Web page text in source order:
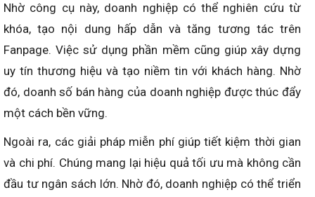
Nhờ công cụ này, doanh nghiệp có thể nghiên cứu từ
khóa, tạo nội dung hấp dẫn và tăng tương tác trên
Fanpage. Việc sử dụng phần mềm cũng giúp xây dựng
uy tín thương hiệu và tạo niềm tin với khách hàng. Nhờ
đó, doanh số bán hàng của doanh nghiệp được thúc đẩy
một cách bền vững.
Ngoài ra, các giải pháp miễn phí giúp tiết kiệm thời gian
và chi phí. Chúng mang lại hiệu quả tối ưu mà không cần
đầu tư ngân sách lớn. Nhờ đó, doanh nghiệp có thể triển